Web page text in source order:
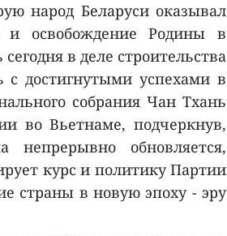
народ Беларуси оказывал
и освобождение Родины в
в деле строительства
с достигнутыми успехами в
собрания Чан Тхань
во Вьетнаме, подчеркнув,
непрерывно обновляется,
курс и политику Партии
страны в новую эпоху - эру